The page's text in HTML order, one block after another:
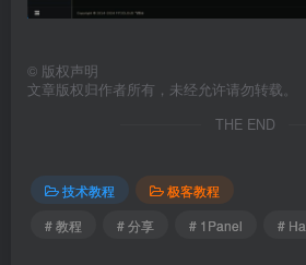
© 版权声明
文章版权归作者所有，未经允许请勿转载。
THE END
技术教程
极客教程
# 教程
# 分享 # 1Panel #